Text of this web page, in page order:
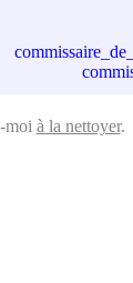
moi à la nettoyer.